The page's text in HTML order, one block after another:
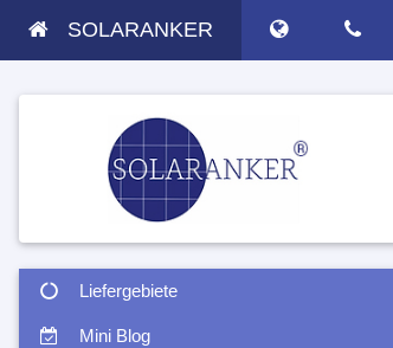
SOLARANKER
Liefergebiete
Mini Blog
ANLAGE AUF WUNSCH MIT MONTAGE IN